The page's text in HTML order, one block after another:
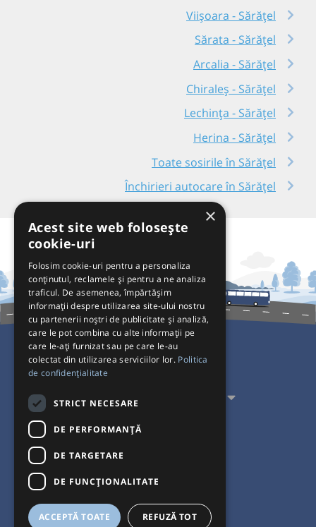
Viișoara - Sărățel
Sărata - Sărățel
Arcalia - Sărățel
Chiraleș - Sărățel
Lechința - Sărățel
Herina - Sărățel
Toate sosirile în Sărățel
Închirieri autocare în Sărățel
Pentru Călători
Pentru Transportatori
Interacționăm
Acceptăm plăți cu
×
Acest site web folosește
cookie-uri
Folosim cookie-uri pentru a personaliza
conținutul, reclamele și pentru a ne analiza
traficul. De asemenea, împărtășim
informații despre utilizarea site-ului nostru
cu partenerii noștri de publicitate și analiză,
care le pot combina cu alte informații pe
care le-ați furnizat sau pe care le-au
colectat din utilizarea serviciilor lor. Politica
de confidențialitate
STRICT NECESARE
DE PERFORMANȚĂ
DE TARGETARE
DE FUNCŢIONALITATE
ACCEPTĂ TOATE REFUZĂ TOT